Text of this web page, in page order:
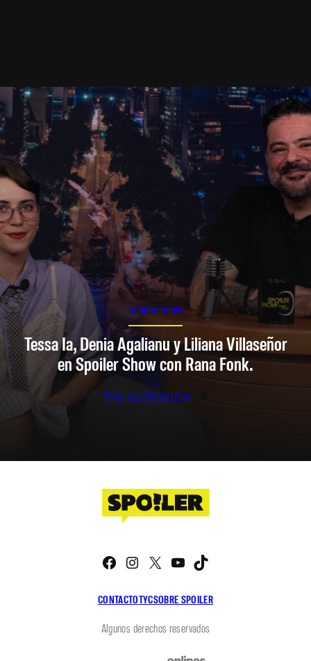
SPOILER SHOW
Tessa Ia, Denia Agalianu y Liliana Villaseñor
en Spoiler Show con Rana Fonk.
Ver en Youtube
CONTACTOTYCSOBRE SPOILER
Facebook
Instagram
X YouTube
Algunos derechos reservados